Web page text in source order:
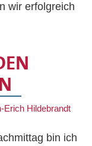
wir erfolgreich
Erich Hildebrandt
bin ich